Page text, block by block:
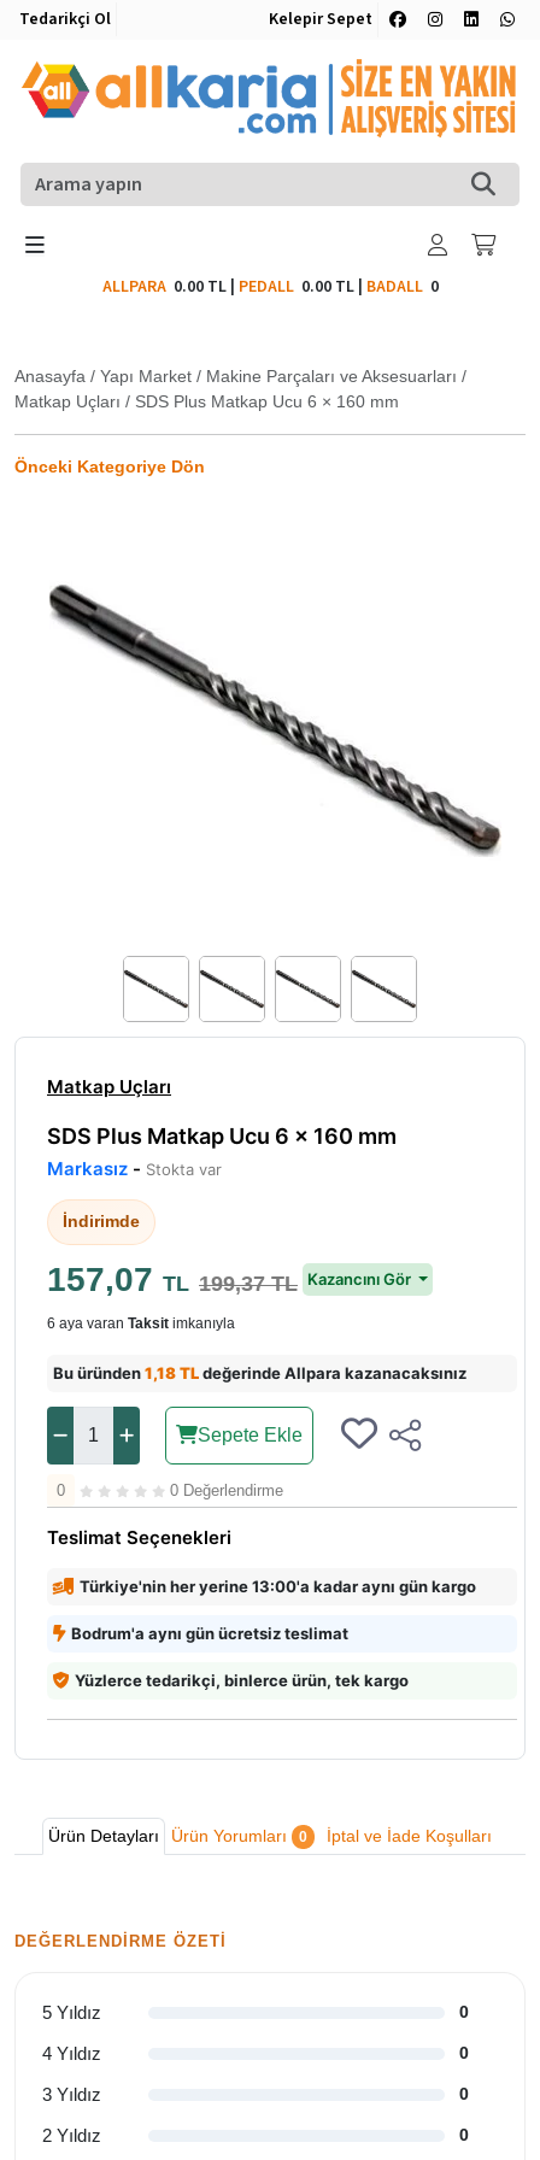
Tedarikçi Ol Kelepir Sepet
ALLPARA 0.00 TL| PEDALL 0.00 TL| BADALL0
Anasayfa / Yapı Market / Makine Parçaları ve Aksesuarları /
Matkap Uçları / SDS Plus Matkap Ucu 6 × 160 mm
Önceki Kategoriye Dön
Matkap Uçları
SDS Plus Matkap Ucu 6 × 160 mm
Markasız - Stokta var
İndirimde
157,07 TL 199,37 TL Kazancını Gör
6 aya varan Taksit imkanıyla
Bu üründen1,18 TLdeğerinde Allpara kazanacaksınız
Sepete Ekle
0 0 Değerlendirme
Teslimat Seçenekleri
Türkiye'nin her yerine 13:00'a kadar aynı gün kargo
Bodrum'a aynı gün ücretsiz teslimat
Yüzlerce tedarikçi, binlerce ürün, tek kargo
Ürün Detayları Ürün Yorumları 0 İptal ve İade Koşulları
DEĞERLENDIRME ÖZETI
5 Yıldız 0
4 Yıldız 0
3 Yıldız 0
2 Yıldız 0